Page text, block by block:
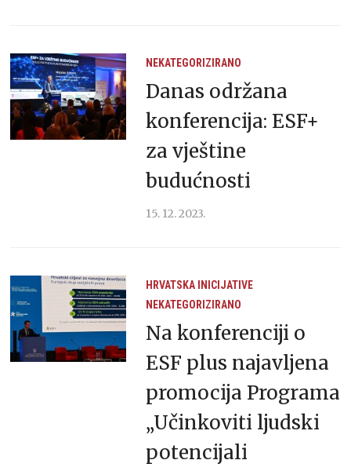
NEKATEGORIZIRANO
Danas održana
konferencija: ESF+
za vještine
budućnosti
15. 12. 2023.
HRVATSKA
INICIJATIVE
NEKATEGORIZIRANO
Na konferenciji o
ESF plus najavljena
promocija Programa
„Učinkoviti ljudski
potencijali